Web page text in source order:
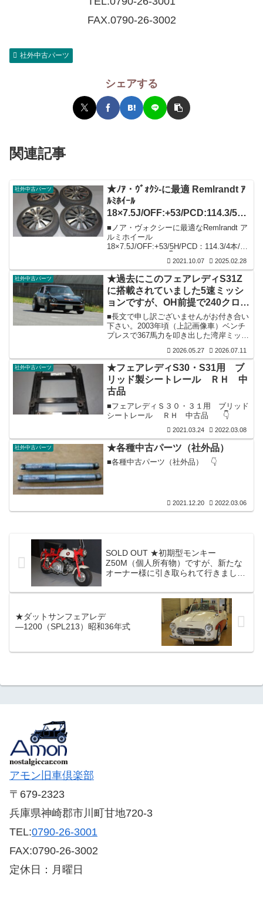
FAX.0790-26-3002
社外中古パーツ
シェアする
関連記事
社外中古パーツ
★ﾉｱ・ｳﾞｫｸｼ-に最適 Remlrandt ｱ
ﾙﾐﾎｲｰﾙ
18×7.5J/OFF:+53/PCD:114.3/5H/
ﾀｲﾔ付4本/ ☆中古品☆
■ノア・ヴォクシーに最適なRemlrandt ア
ルミホイール
18×7.5J/OFF:+53/5H/PCD：114.3/4本/タ
特有の腐食・傷等はございますが気にな
るガリ傷はございません。全体的には良
品の部類かと思います。■タイヤはオート
ウェイ ZEETEX 225/45R18（6部山以
上）が付いています。■価格：３５,００
０円（税込）■手渡し／お引き取り限定で
お願いいたします。
2021.10.07 2025.02.28
社外中古パーツ
★過去にこのフェアレディS31Z
に搭載されていました5速ミッシ
ョンですが、OH前提で240クロス
ミッションとして販売していま
す。ご検討の程 宜しくお願いし
ます。
■長文で申し訳ございませんがお付き合い
下さい。2003年頃（上記画像車）ベンチ
プレスで367馬力を叩き出した湾岸ミッド
ル公認車をとあるご縁で購入させていた
だいた経緯が過去にございましたが、当
時そのＺの公認所見欄にベンチプレスの
データーと共に改造申請書欄にスーパー
クロスミッション搭載の明記が有り、ど
の様な入りなのか早々に試運転をした
所、カチカチと滑らかに入るミッション
の良さに感動した記憶がございます。私
も職業柄240クロスミッションが搭載さ...
2026.05.27 2026.07.11
社外中古パーツ
★フェアレディS30・S31用 ブ
リッド製シートレール ＲＨ 中
古品
■フェアレディＳ３０・３１用 ブリッド
シートレール ＲＨ 中古品 👇
2021.03.24 2022.03.08
社外中古パーツ ★各種中古パーツ（社外品）
■各種中古パーツ（社外品） 👇
2021.12.20 2022.03.06
SOLD OUT ★初期型モンキー
Z50M（個人所有物）ですが、新たな
オーナー様に引き取られて行きまし
★ダットサンフェアレデ
―1200（SPL213）昭和36年式
アモン旧車倶楽部
〒679-2323
兵庫県神崎郡市川町甘地720-3
TEL:0790-26-3001
FAX:0790-26-3002
定休日：月曜日